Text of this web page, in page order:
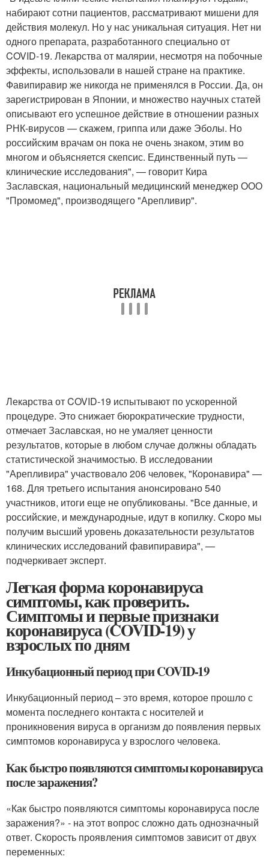
набирают сотни пациентов, рассматривают мишени для
действия молекул. Но у нас уникальная ситуация. Нет ни
одного препарата, разработанного специально от
COVID-19. Лекарства от малярии, несмотря на побочные
эффекты, использовали в нашей стране на практике.
Фавипиравир же никогда не применялся в России. Да, он
зарегистрирован в Японии, и множество научных статей
описывают его успешное действие в отношении разных
РНК-вирусов — скажем, гриппа или даже Эболы. Но
российским врачам он пока не очень знаком, этим во
многом и объясняется скепсис. Единственный путь —
клинические исследования", — говорит Кира
Заславская, национальный медицинский менеджер ООО
"Промомед", производящего "Арепливир".
Лекарства от COVID-19 испытывают по ускоренной
процедуре. Это снижает бюрократические трудности,
отмечает Заславская, но не умаляет ценности
результатов, которые в любом случае должны обладать
статистической значимостью. В исследовании
"Арепливира" участвовало 206 человек, "Коронавира" —
168. Для третьего испытания анонсировано 540
участников, итоги еще не опубликованы. "Все данные, и
российские, и международные, идут в копилку. Скоро мы
получим высший уровень доказательности результатов
клинических исследований фавипиравира", —
подчеркивает эксперт.
Легкая форма коронавируса
симптомы, как проверить.
Симптомы и первые признаки
коронавируса (COVID-19) у
взрослых по дням
Инкубационный период при COVID-19
Инкубационный период – это время, которое прошло с
момента последнего контакта с носителей и
проникновения вируса в организм до появления первых
симптомов коронавируса у взрослого человека.
Как быстро появляются симптомы коронавируса
после заражения?
«Как быстро появляются симптомы коронавируса после
заражения?» - на этот вопрос сложно дать однозначный
ответ. Скорость проявления симптомов зависит от двух
переменных: